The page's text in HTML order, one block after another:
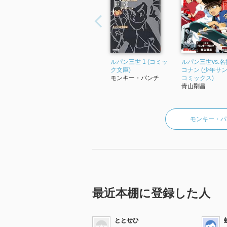
ルパン三世 1 (コミッ
ク文庫)
モンキー・パンチ
ルパン三世vs.名
コナン (少年サ
コミックス)
青山剛昌
モンキー・
最近本棚に登録した人
ととせひ